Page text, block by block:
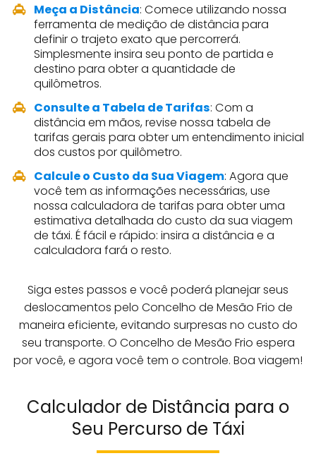
Meça a Distância: Comece utilizando nossa
ferramenta de medição de distância para
definir o trajeto exato que percorrerá.
Simplesmente insira seu ponto de partida e
destino para obter a quantidade de
quilômetros.
Consulte a Tabela de Tarifas: Com a
distância em mãos, revise nossa tabela de
tarifas gerais para obter um entendimento inicial
dos custos por quilômetro.
Calcule o Custo da Sua Viagem: Agora que
você tem as informações necessárias, use
nossa calculadora de tarifas para obter uma
estimativa detalhada do custo da sua viagem
de táxi. É fácil e rápido: insira a distância e a
calculadora fará o resto.
Siga estes passos e você poderá planejar seus
deslocamentos pelo Concelho de Mesão Frio de
maneira eficiente, evitando surpresas no custo do
seu transporte. O Concelho de Mesão Frio espera
por você, e agora você tem o controle. Boa viagem!
Calculador de Distância para o
Seu Percurso de Táxi